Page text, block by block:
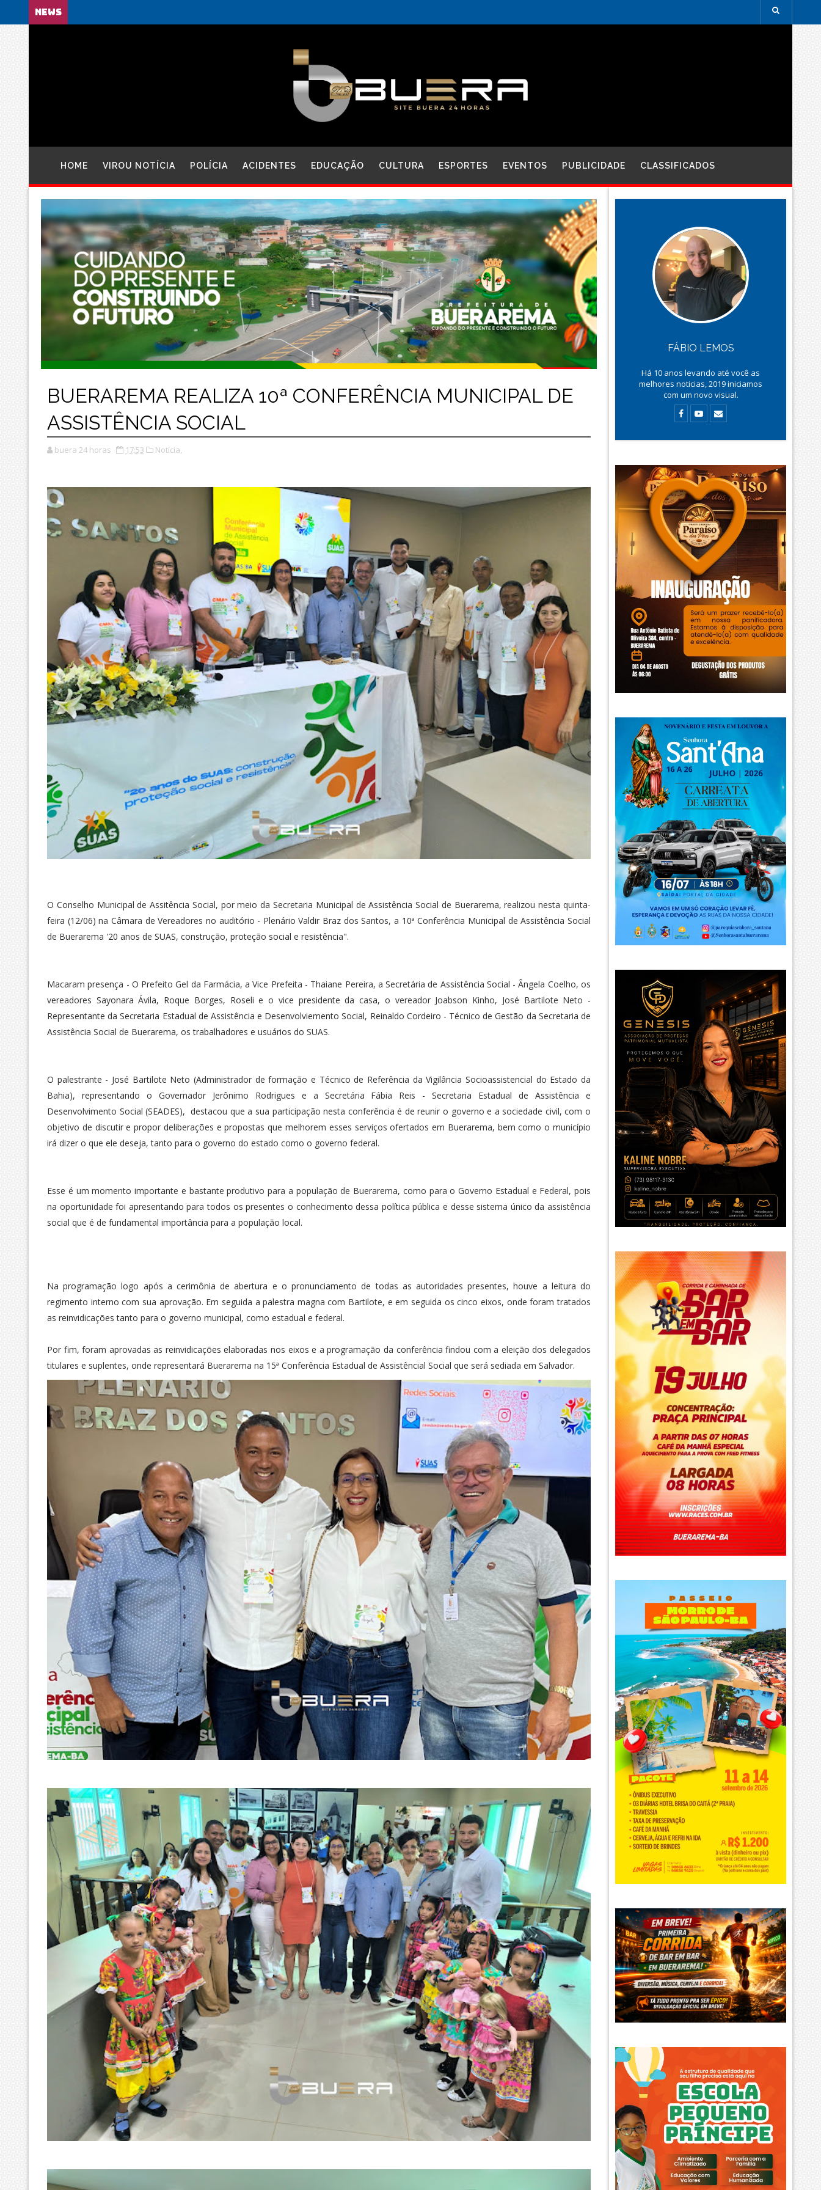
NEWS
HOME VIROU NOTÍCIA POLÍCIA ACIDENTES EDUCAÇÃO CULTURA ESPORTES EVENTOS PUBLICIDADE CLASSIFICADOS
BUERAREMA REALIZA 10ª CONFERÊNCIA MUNICIPAL DE
ASSISTÊNCIA SOCIAL
buera 24 horas 17:53 Notícia,
O Conselho Municipal de Assitência Social, por meio da Secretaria Municipal de Assistência Social de Buerarema, realizou nesta quinta-
feira (12/06) na Câmara de Vereadores no auditório - Plenário Valdir Braz dos Santos, a 10ª Conferência Municipal de Assistência Social
de Buerarema '20 anos de SUAS, construção, proteção social e resistência".
Macaram presença - O Prefeito Gel da Farmácia, a Vice Prefeita - Thaiane Pereira, a Secretária de Assistência Social - Ângela Coelho, os
vereadores Sayonara Ávila, Roque Borges, Roseli e o vice presidente da casa, o vereador Joabson Kinho, José Bartilote Neto -
Representante da Secretaria Estadual de Assistência e Desenvolviemento Social, Reinaldo Cordeiro - Técnico de Gestão da Secretaria de
Assistência Social de Buerarema, os trabalhadores e usuários do SUAS.
O palestrante - José Bartilote Neto (Administrador de formação e Técnico de Referência da Vigilância Socioassistencial do Estado da
Bahia), representando o Governador Jerônimo Rodrigues e a Secretária Fábia Reis - Secretaria Estadual de Assistência e
Desenvolvimento Social (SEADES), destacou que a sua participação nesta conferência é de reunir o governo e a sociedade civil, com o
objetivo de discutir e propor deliberações e propostas que melhorem esses serviços ofertados em Buerarema, bem como o município
irá dizer o que ele deseja, tanto para o governo do estado como o governo federal.
Esse é um momento importante e bastante produtivo para a população de Buerarema, como para o Governo Estadual e Federal, pois
na oportunidade foi apresentando para todos os presentes o conhecimento dessa política pública e desse sistema único da assistência
social que é de fundamental importância para a população local.
Na programação logo após a cerimônia de abertura e o pronunciamento de todas as autoridades presentes, houve a leitura do
regimento interno com sua aprovação. Em seguida a palestra magna com Bartilote, e em seguida os cinco eixos, onde foram tratados
as reinvidicações tanto para o governo municipal, como estadual e federal.
Por fim, foram aprovadas as reinvidicações elaboradas nos eixos e a programação da conferência findou com a eleição dos delegados
titulares e suplentes, onde representará Buerarema na 15ª Conferência Estadual de Assistêncial Social que será sediada em Salvador.
FÁBIO LEMOS
Há 10 anos levando até você as
melhores noticias, 2019 iniciamos
com um novo visual.